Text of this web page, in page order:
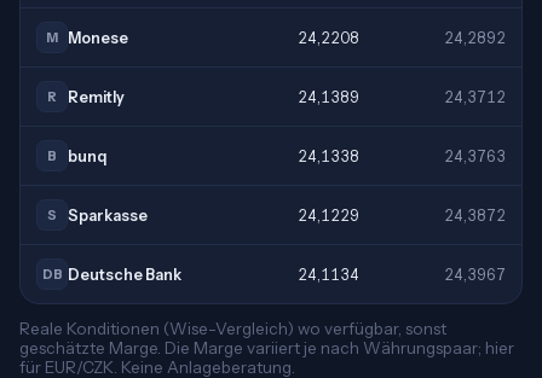
M Monese 24,2208 24,2892
R Remitly 24,1389 24,3712
B bunq 24,1338 24,3763
S Sparkasse 24,1229 24,3872
DB Deutsche Bank 24,1134 24,3967
Reale Konditionen (Wise-Vergleich) wo verfügbar, sonst
geschätzte Marge. Die Marge variiert je nach Währungspaar; hier
für EUR/CZK. Keine Anlageberatung.